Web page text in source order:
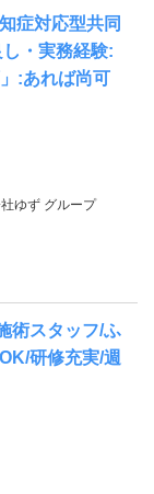
症対応型共同
・実務経験:
:あれば尚可
ゆず グループ
術スタッフ/ふ
研修充実/週